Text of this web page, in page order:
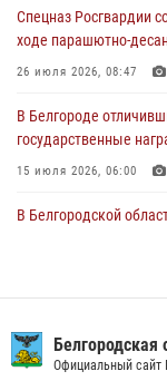
06 августа 2026, 06:54
Офицеры Росгвардии
05 августа 2026, 17:12
Спецназ Росгвардии
ходе парашютно-
26 июля 2026, 08:47
В Белгороде
государственные
15 июля 2026, 06:00
В Белгородской
беседу по
09 июля 2026, 10:07
Белгородская
Официальный сайт